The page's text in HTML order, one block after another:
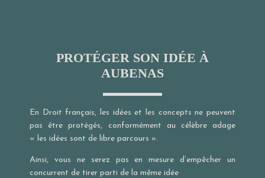
PROTÉGER SON IDÉE À
AUBENAS
En Droit français, les idées et les concepts ne peuvent
pas être protégés, conformément au célèbre adage
« les idées sont de libre parcours ».
Ainsi, vous ne serez pas en mesure d’empêcher un
concurrent de tirer parti de la même idée